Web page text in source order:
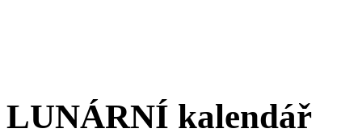
LUNÁRNÍ kalendář